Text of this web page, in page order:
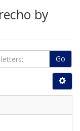
by
Go